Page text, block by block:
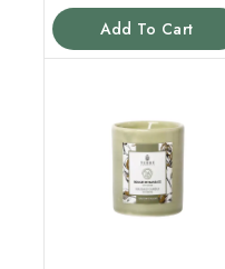
of
5
Add To Cart